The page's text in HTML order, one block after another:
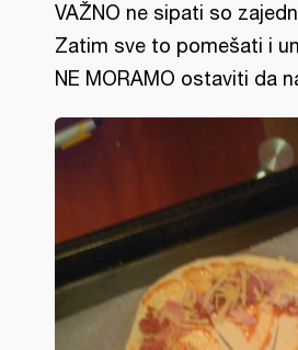
VAŽNO ne sipati so
Zatim sve to pomešati i
NE MORAMO ostaviti da